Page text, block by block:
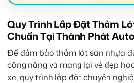
Quy Trình Lắp Đặt Thảm
Chuẩn Tại Thành Phát Auto
Để đảm bảo thảm lót sàn nhựa
công năng và mang lại vẻ đẹp
xe, quy trình lắp đặt chuyên